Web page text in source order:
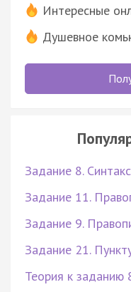
Интересные
Душевное
Задание 8.
Задание 11.
Задание 9.
Задание 21.
Теория к заданию